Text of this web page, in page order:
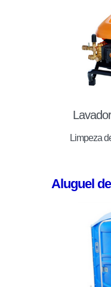
Limpeza
Aluguel